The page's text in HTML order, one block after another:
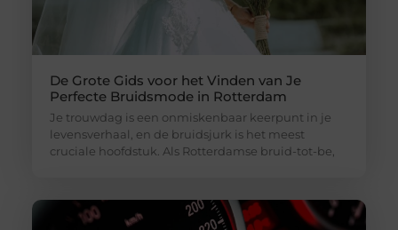
De Grote Gids voor het Vinden van Je
Perfecte Bruidsmode in Rotterdam
Je trouwdag is een onmiskenbaar keerpunt in je
levensverhaal, en de bruidsjurk is het meest
cruciale hoofdstuk. Als Rotterdamse bruid-tot-be,